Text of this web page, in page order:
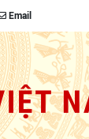
Email